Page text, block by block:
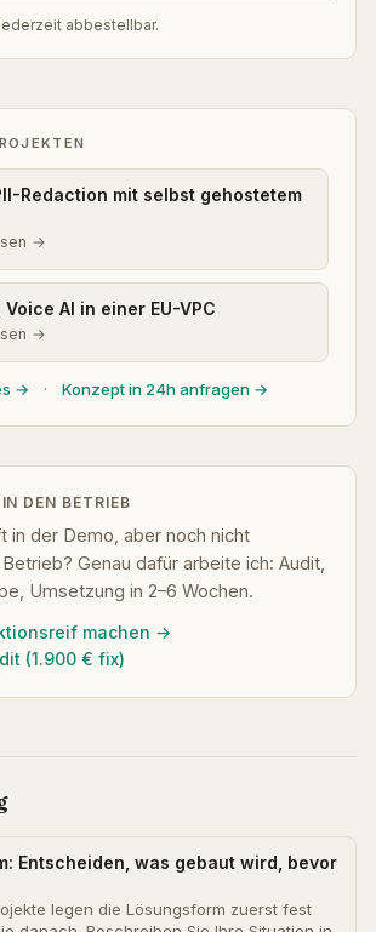
abbestellbar.
Redaction mit selbst gehostetem
→
AI in einer EU-VPC
→
→ · Konzept in 24h anfragen →
DEN BETRIEB
in der Demo, aber noch nicht
Genau dafür arbeite ich: Audit,
Umsetzung in 2–6 Wochen.
machen →
(1.900 € fix)
Entscheiden, was gebaut wird, bevor
legen die Lösungsform zuerst fest